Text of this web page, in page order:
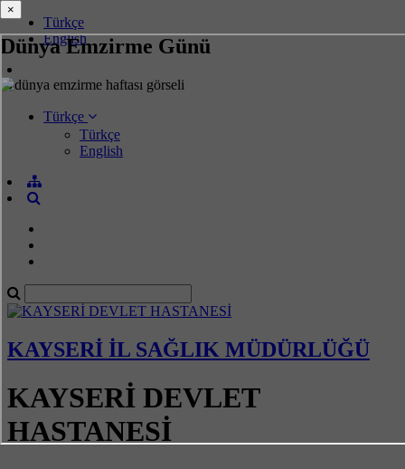
Dünya Emzirme Günü
Türkçe
English
Türkçe
Türkçe
English
KAYSERİ İL SAĞLIK MÜDÜRLÜĞÜ
KAYSERİ DEVLET
HASTANESİ
×